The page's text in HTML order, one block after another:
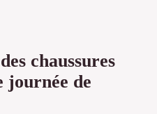
chaussures
journée de